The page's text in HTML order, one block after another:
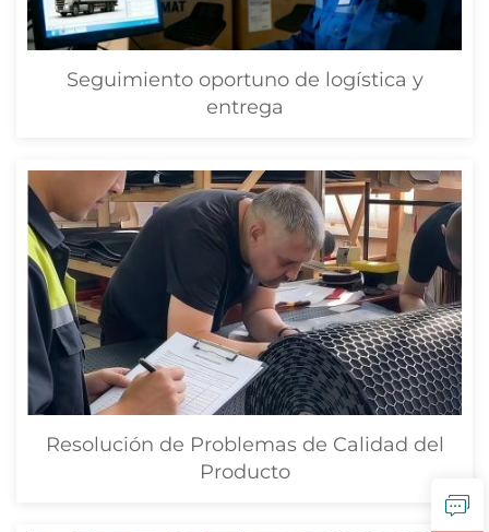
Seguimiento oportuno de logística y
entrega
Resolución de Problemas de Calidad del
Producto